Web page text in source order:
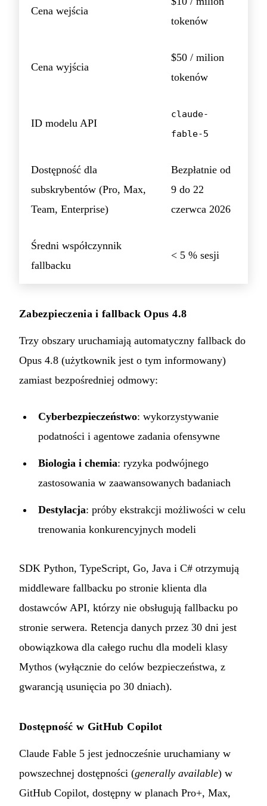
Cena wejścia
tokenów
Cena wyjścia
$50 / milion
tokenów
ID modelu API
claude-
fable-5
Dostępność dla
subskrybentów (Pro, Max,
Team, Enterprise)
Bezpłatnie od
9 do 22
czerwca 2026
Średni współczynnik
fallbacku
< 5 % sesji
Zabezpieczenia i fallback Opus 4.8
Trzy obszary uruchamiają automatyczny fallback do
Opus 4.8 (użytkownik jest o tym informowany)
zamiast bezpośredniej odmowy:
Cyberbezpieczeństwo: wykorzystywanie
podatności i agentowe zadania ofensywne
Biologia i chemia: ryzyka podwójnego
zastosowania w zaawansowanych badaniach
Destylacja: próby ekstrakcji możliwości w celu
trenowania konkurencyjnych modeli
SDK Python, TypeScript, Go, Java i C# otrzymują
middleware fallbacku po stronie klienta dla
dostawców API, którzy nie obsługują fallbacku po
stronie serwera. Retencja danych przez 30 dni jest
obowiązkowa dla całego ruchu dla modeli klasy
Mythos (wyłącznie do celów bezpieczeństwa, z
gwarancją usunięcia po 30 dniach).
Dostępność w GitHub Copilot
Claude Fable 5 jest jednocześnie uruchamiany w
powszechnej dostępności (generally available) w
GitHub Copilot, dostępny w planach Pro+, Max,